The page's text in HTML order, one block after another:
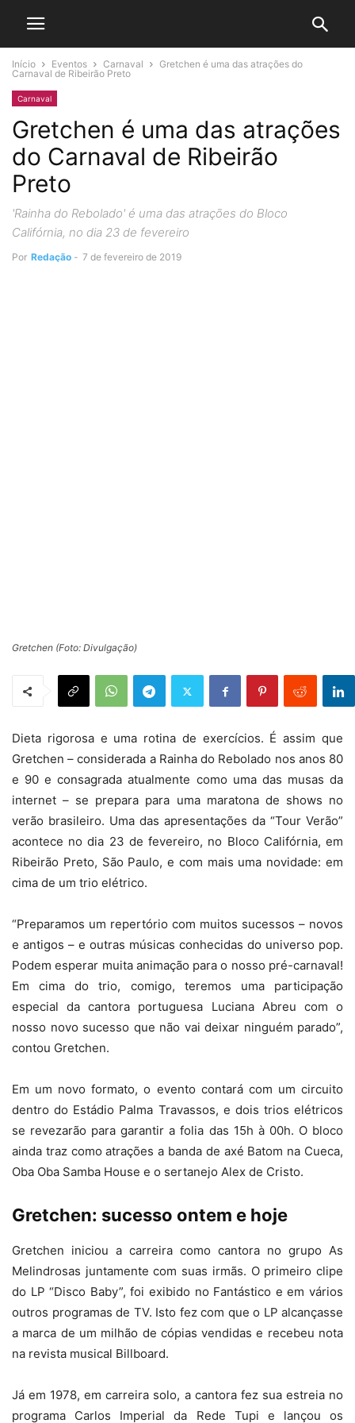
Início Eventos Carnaval
Gretchen é uma das atrações do
Carnaval de Ribeirão Preto
Carnaval
Gretchen é uma das atrações
do Carnaval de Ribeirão
Preto
'Rainha do Rebolado' é uma das atrações do Bloco
Califórnia, no dia 23 de fevereiro
Por Redação - 7 de fevereiro de 2019
Gretchen (Foto: Divulgação)
Dieta rigorosa e uma rotina de exercícios. É assim que
Gretchen – considerada a Rainha do Rebolado nos anos 80
e 90 e consagrada atualmente como uma das musas da
internet – se prepara para uma maratona de shows no
verão brasileiro. Uma das apresentações da “Tour Verão”
acontece no dia 23 de fevereiro, no Bloco Califórnia, em
Ribeirão Preto, São Paulo, e com mais uma novidade: em
cima de um trio elétrico.
“Preparamos um repertório com muitos sucessos – novos
e antigos – e outras músicas conhecidas do universo pop.
Podem esperar muita animação para o nosso pré-carnaval!
Em cima do trio, comigo, teremos uma participação
especial da cantora portuguesa Luciana Abreu com o
nosso novo sucesso que não vai deixar ninguém parado”,
contou Gretchen.
Em um novo formato, o evento contará com um circuito
dentro do Estádio Palma Travassos, e dois trios elétricos
se revezarão para garantir a folia das 15h à 00h. O bloco
ainda traz como atrações a banda de axé Batom na Cueca,
Oba Oba Samba House e o sertanejo Alex de Cristo.
Gretchen: sucesso ontem e hoje
Gretchen iniciou a carreira como cantora no grupo As
Melindrosas juntamente com suas irmãs. O primeiro clipe
do LP “Disco Baby”, foi exibido no Fantástico e em vários
outros programas de TV. Isto fez com que o LP alcançasse
a marca de um milhão de cópias vendidas e recebeu nota
na revista musical Billboard.
Já em 1978, em carreira solo, a cantora fez sua estreia no
programa Carlos Imperial da Rede Tupi e lançou os